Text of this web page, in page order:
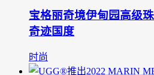
宝格丽奇境伊甸园高级
奇迹国度
时尚